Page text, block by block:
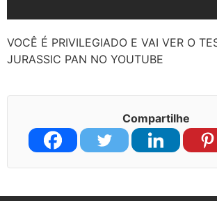
VOCÊ É PRIVILEGIADO E VAI VER O
JURASSIC PAN NO YOUTUBE
Compartilhe